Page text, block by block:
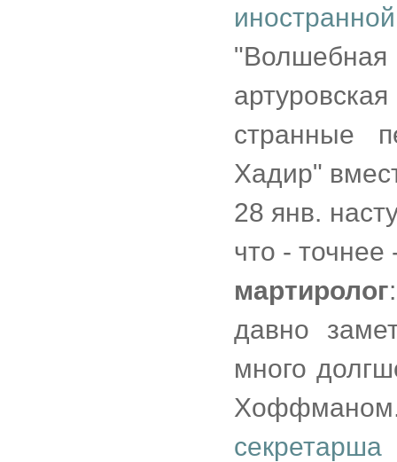
странные
Хадир"
28 янв.
что -
мартиролог:
давно
много